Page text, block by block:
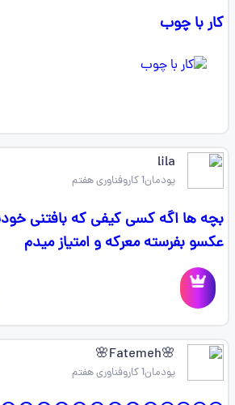
کار با چوب
lila
پودمان1 کاروفناوری هفتم
بچه ها اگه کسی کیفی که بافتنی
عکسو بفرسته معرکه و امتیاز میدم
🌸Fatemeh🌸
پودمان1 کاروفناوری هفتم